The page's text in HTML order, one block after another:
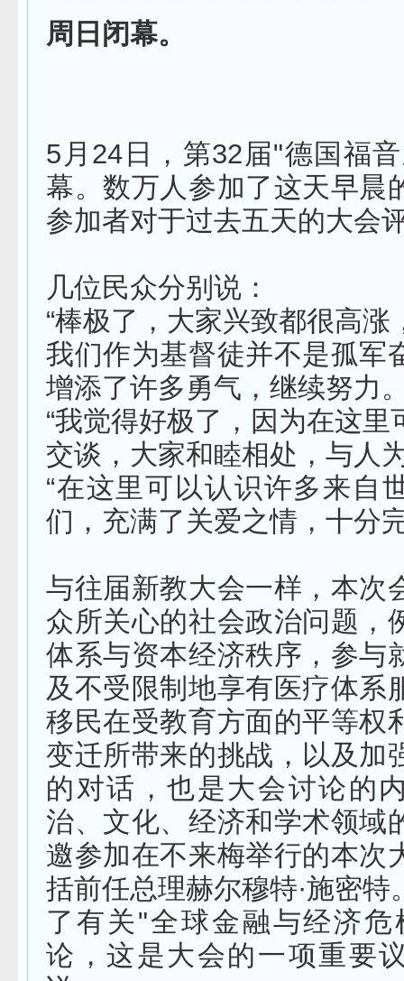
周日闭幕。
5月24日，第32届"德国福
幕。数万人参加了这天早晨
参加者对于过去五天的大会
几位民众分别说：
“棒极了，大家兴致都很高涨
我们作为基督徒并不是孤军
增添了许多勇气，继续努力
“我觉得好极了，因为在这里
交谈，大家和睦相处，与人
“在这里可以认识许多来自
们，充满了关爱之情，十分
与往届新教大会一样，本次
众所关心的社会政治问题，
体系与资本经济秩序，参与
及不受限制地享有医疗体系
移民在受教育方面的平等权
变迁所带来的挑战，以及加
的对话，也是大会讨论的
治、文化、经济和学术领域
邀参加在不来梅举行的本次
括前任总理赫尔穆特·施密特
了有关"全球金融与经济危
论，这是大会的一项重要